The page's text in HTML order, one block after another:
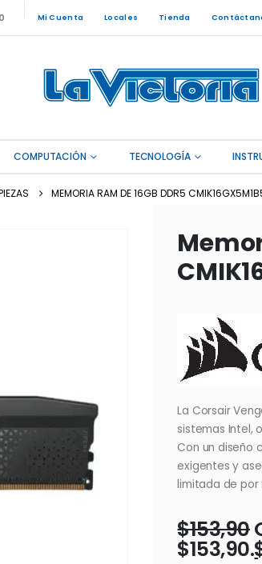
Mi Cuenta Locales Tienda
COMPUTACIÓN TECNOLOGÍA
MEMORIA RAM DE 16GB DDR5
La Corsair
sistemas Intel,
Con un diseño
exigentes y
limitada de por
$153,90
$153,90.